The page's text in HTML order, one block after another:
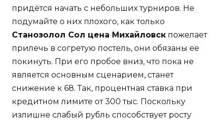
придётся начать с небольших турниров. Не
подумайте о них плохого, как только
Станозолол Сол цена Михайловск пожелает
прилечь в согретую постель, они обязаны ее
покинуть. При его пробое вниз, что пока не
является основным сценарием, станет
снижение к 68. Так, процентная ставка при
кредитном лимите от 300 тыс. Поскольку
излишне слабый рубль способствует росту